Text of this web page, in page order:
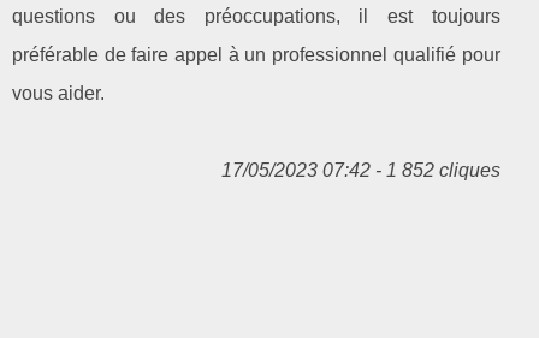
questions ou des préoccupations, il est toujours
préférable de faire appel à un professionnel qualifié pour
vous aider.
17/05/2023 07:42 - 1 852 cliques